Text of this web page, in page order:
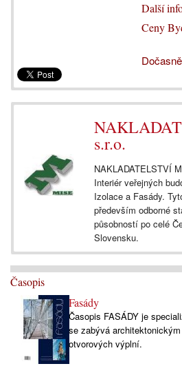
Další
Ceny
s.r.o.
NAKLADATELSTVÍ
Interiér veřejných
Izolace a Fasády.
především odborné
působností po celé
Slovensku.
Časopis
Fasády
Časopis FASÁDY je
se zabývá
otvorových výplní.